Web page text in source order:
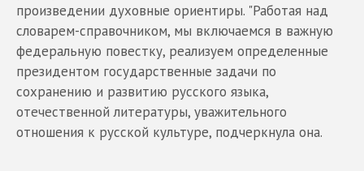
произведении духовные ориентиры. "Работая над
словарем-справочником, мы включаемся в важную
федеральную повестку, реализуем определенные
президентом государственные задачи по
сохранению и развитию русского языка,
отечественной литературы, уважительного
отношения к русской культуре, подчеркнула она.